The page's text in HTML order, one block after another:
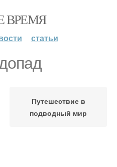
ВРЕМЯ
статьи
Путешествие в
подводный мир